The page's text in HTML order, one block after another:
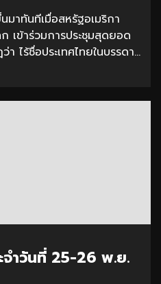
มาทันทีเมื่อสหรัฐอเมริกา
เข้าร่วมการประชุมสุดยอด
ไร้ชื่อประเทศไทยในบรรดา...
จำวันที่ 25-26 พ.ย.